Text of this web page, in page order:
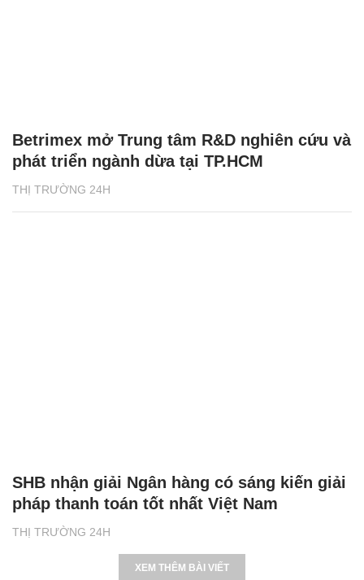
THỊ TRƯỜNG 24H
Betrimex mở Trung tâm R&D nghiên cứu và
phát triển ngành dừa tại TP.HCM
THỊ TRƯỜNG 24H
SHB nhận giải Ngân hàng có sáng kiến giải
pháp thanh toán tốt nhất Việt Nam
XEM THÊM BÀI VIẾT